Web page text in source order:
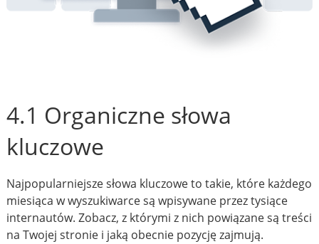
4.1 Organiczne słowa
kluczowe
Najpopularniejsze słowa kluczowe to takie, które każdego
miesiąca w wyszukiwarce są wpisywane przez tysiące
internautów. Zobacz, z którymi z nich powiązane są treści
na Twojej stronie i jaką obecnie pozycję zajmują.